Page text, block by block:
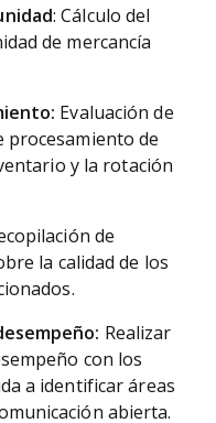
: Cálculo del
de mercancía
Evaluación de
procesamiento de
y la rotación
de
la calidad de los
Realizar
con los
a identificar áreas
abierta.